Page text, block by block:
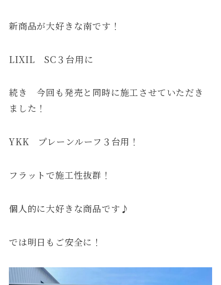
新商品が大好きな南です！
LIXIL SC３台用に
続き 今回も発売と同時に施工させていただき
ました！
YKK プレーンルーフ３台用！
フラットで施工性抜群！
個人的に大好きな商品です♪
では明日もご安全に！